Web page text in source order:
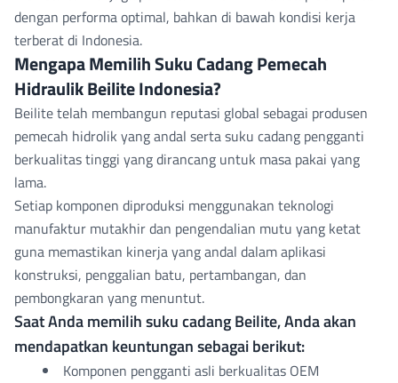
dengan performa optimal, bahkan di bawah kondisi kerja
terberat di Indonesia.
Mengapa Memilih Suku Cadang Pemecah
Hidraulik Beilite Indonesia?
Beilite telah membangun reputasi global sebagai produsen
pemecah hidrolik yang andal serta suku cadang pengganti
berkualitas tinggi yang dirancang untuk masa pakai yang
lama.
Setiap komponen diproduksi menggunakan teknologi
manufaktur mutakhir dan pengendalian mutu yang ketat
guna memastikan kinerja yang andal dalam aplikasi
konstruksi, penggalian batu, pertambangan, dan
pembongkaran yang menuntut.
Saat Anda memilih suku cadang Beilite, Anda akan
mendapatkan keuntungan sebagai berikut:
Komponen pengganti asli berkualitas OEM